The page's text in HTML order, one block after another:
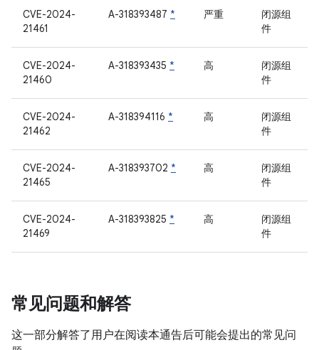
CVE-2024-
21461
A-318393487 * 严重
闭源组
件
CVE-2024-
21460
A-318393435 * 高
闭源组
件
CVE-2024-
21462
A-318394116 * 高
闭源组
件
CVE-2024-
21465
A-318393702 * 高
闭源组
件
CVE-2024-
21469
A-318393825 * 高
闭源组
件
常见问题和解答
这一部分解答了用户在阅读本通告后可能会提出的常见问